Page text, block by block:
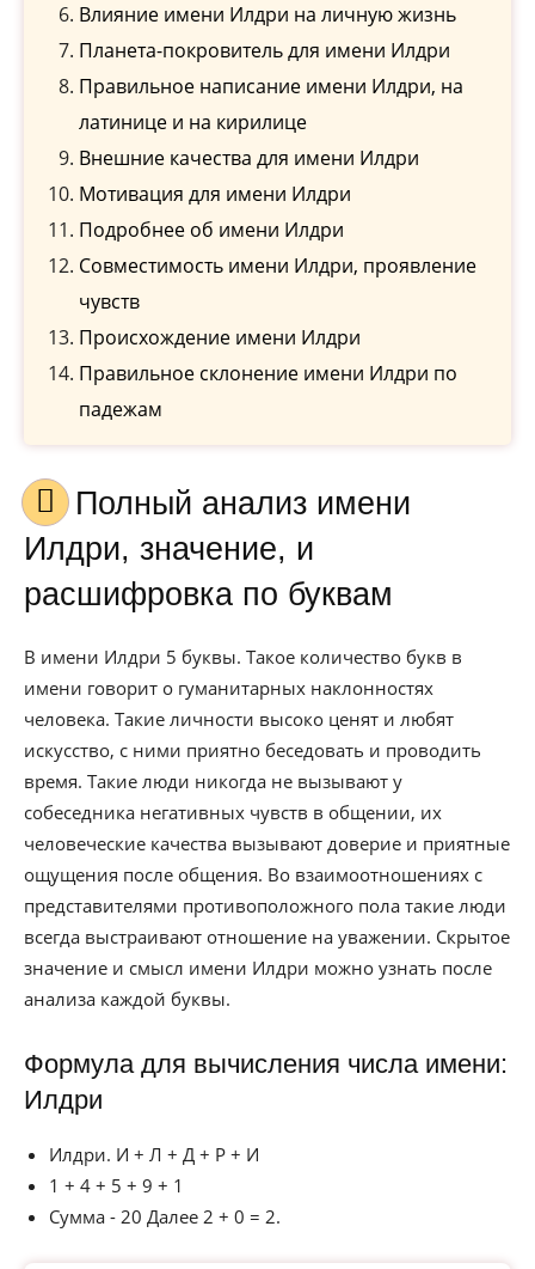
Влияние имени Илдри на личную жизнь
Планета-покровитель для имени Илдри
Правильное написание имени Илдри, на
латинице и на кирилице
Внешние качества для имени Илдри
Мотивация для имени Илдри
Подробнее об имени Илдри
Совместимость имени Илдри, проявление
чувств
Происхождение имени Илдри
Правильное склонение имени Илдри по
падежам
Полный анализ имени
Илдри, значение, и
расшифровка по буквам
В имени Илдри 5 буквы. Такое количество букв в
имени говорит о гуманитарных наклонностях
человека. Такие личности высоко ценят и любят
искусство, с ними приятно беседовать и проводить
время. Такие люди никогда не вызывают у
собеседника негативных чувств в общении, их
человеческие качества вызывают доверие и приятные
ощущения после общения. Во взаимоотношениях с
представителями противоположного пола такие люди
всегда выстраивают отношение на уважении. Скрытое
значение и смысл имени Илдри можно узнать после
анализа каждой буквы.
Формула для вычисления числа имени:
Илдри
Илдри. И + Л + Д + Р + И
1 + 4 + 5 + 9 + 1
Сумма - 20 Далее 2 + 0 = 2.